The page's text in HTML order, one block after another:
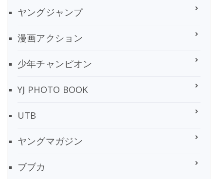
ヤングジャンプ
漫画アクション
少年チャンピオン
YJ PHOTO BOOK
UTB
ヤングマガジン
ブブカ